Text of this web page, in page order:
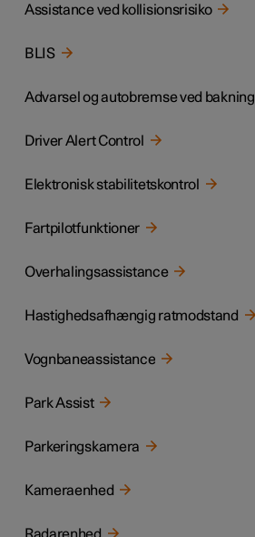
Assistance ved kollisionsrisiko
BLIS
Advarsel og autobremse ved bakning
Driver Alert Control
Elektronisk stabilitetskontrol
Fartpilotfunktioner
Overhalingsassistance
Hastighedsafhængig ratmodstand
Vognbaneassistance
Park Assist
Parkeringskamera
Kameraenhed